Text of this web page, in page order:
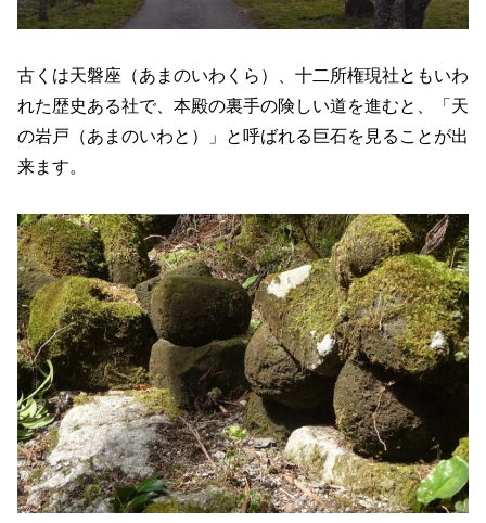
古くは天磐座（あまのいわくら）、十二所権現社ともいわ
れた歴史ある社で、本殿の裏手の険しい道を進むと、「天
の岩戸（あまのいわと）」と呼ばれる巨石を見ることが出
来ます。